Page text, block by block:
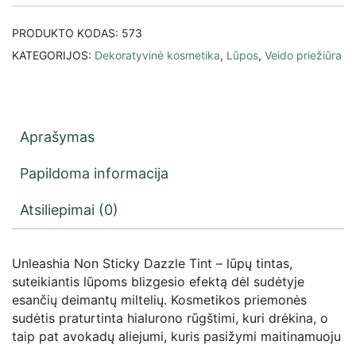
PRODUKTO KODAS: 573
KATEGORIJOS: Dekoratyvinė kosmetika, Lūpos, Veido priežiūra
Aprašymas
Papildoma informacija
Atsiliepimai (0)
Unleashia Non Sticky Dazzle Tint – lūpų tintas,
suteikiantis lūpoms blizgesio efektą dėl sudėtyje
esančių deimantų miltelių. Kosmetikos priemonės
sudėtis praturtinta hialurono rūgštimi, kuri drėkina, o
taip pat avokadų aliejumi, kuris pasižymi maitinamuoju